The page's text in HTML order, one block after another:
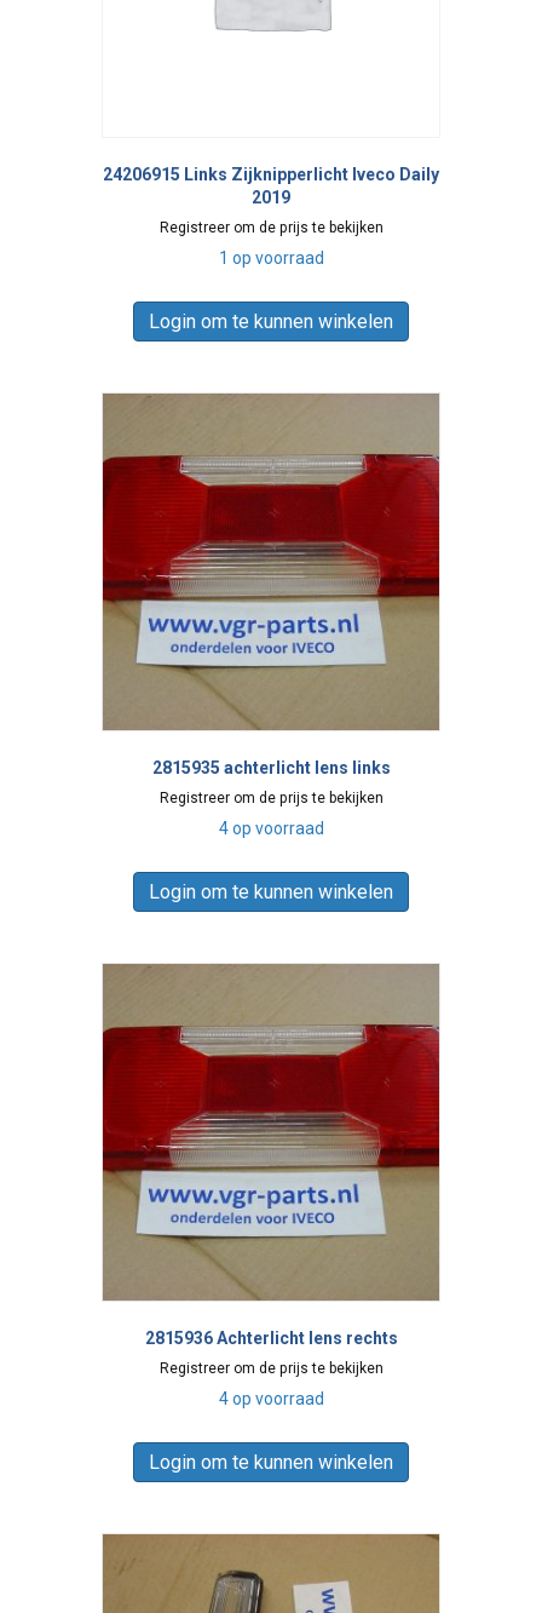
24206915 Links Zijknipperlicht Iveco Daily
2019
Registreer om de prijs te bekijken
1 op voorraad
Login om te kunnen winkelen
2815935 achterlicht lens links
Registreer om de prijs te bekijken
4 op voorraad
Login om te kunnen winkelen
2815936 Achterlicht lens rechts
Registreer om de prijs te bekijken
4 op voorraad
Login om te kunnen winkelen